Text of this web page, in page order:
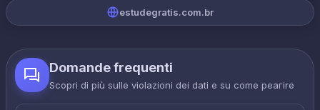
estudegratis.com.br
Domande frequenti
Scopri di più sulle violazioni dei dati e su come реагire